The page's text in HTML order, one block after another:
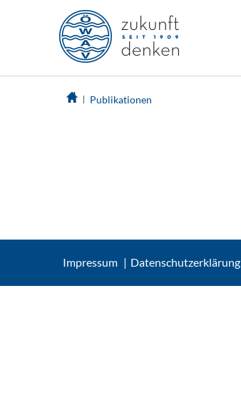
Publikationen
Impressum Datenschutzerklärung